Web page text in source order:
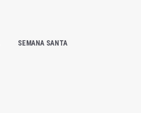
SEMANA SANTA